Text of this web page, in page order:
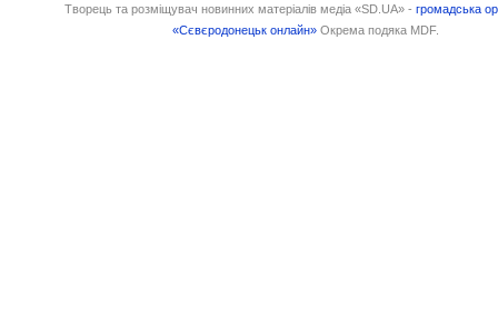
Творець та розміщувач новинних матеріалів медіа «SD.UA» -громадська
«Сєвєродонецьк онлайн» Окрема подяка MDF.